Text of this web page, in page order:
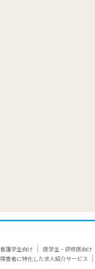
看護学生向け 医学生・研修医向け
障害者に特化した求人紹介サービス